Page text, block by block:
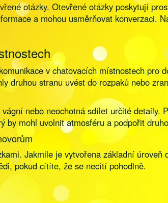
otázky. Otevřené otázky poskytují
a mohou usměrňovat konverzaci.
v chatovacích místnostech pro
druhou stranu uvést do rozpaků nebo
nebo neochotná sdílet určité
mohl uvolnit atmosféru a podpořit
Jakmile je vytvořena základní
pokud cítíte, že se necítí pohodlně.